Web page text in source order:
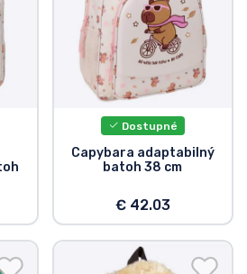
Dostupné
Capybara adaptabilný
batoh 38 cm
€ 42.03